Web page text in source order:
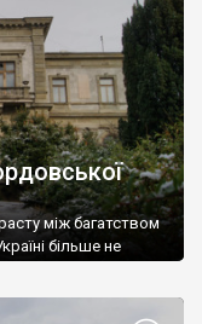
між багатством
більше не